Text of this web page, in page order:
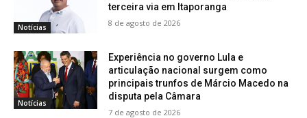
Notícias
terceira via em Itaporanga
8 de agosto de 2026
Notícias
Experiência no governo Lula e
articulação nacional surgem como
principais trunfos de Márcio Macedo na
disputa pela Câmara
7 de agosto de 2026